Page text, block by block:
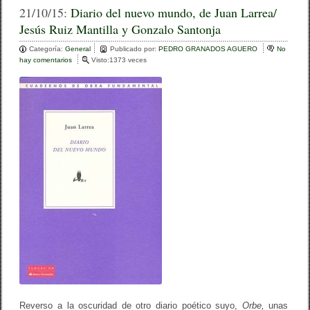
c
e
b
o
tt
er
m
p
ar
tir
21/10/15:Diario del nuevo mundo, de Juan Larrea/
Jesús Ruiz Mantilla y Gonzalo Santonja
Categoría:General Publicado por:PEDRO GRANADOS AGUERO
No
hay comentarios
D
r
i
d
n
d
Visto:1373 veces
Reverso a la oscuridad de otro diario poético suyo, Orbe, unas